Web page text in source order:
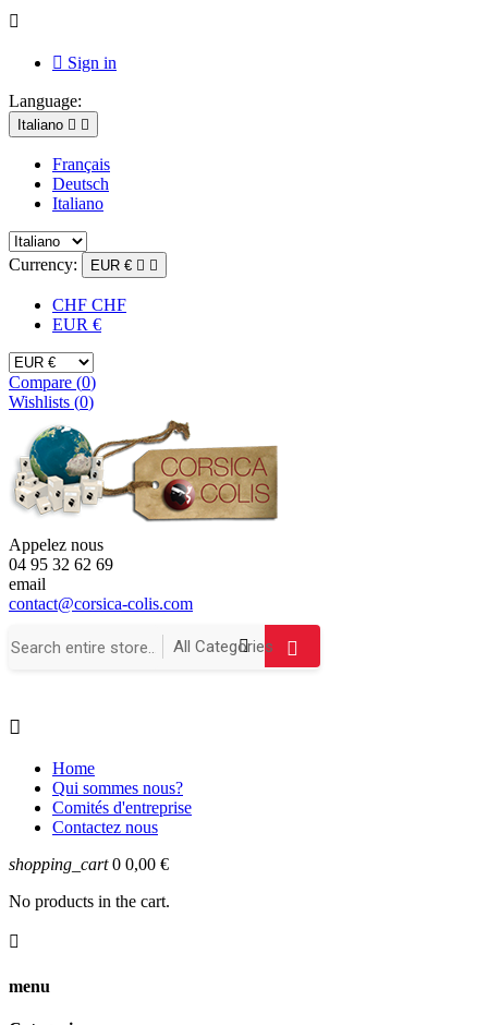

 Sign in
Language:
Italiano  
Français
Deutsch
Italiano
Currency: EUR €  
CHF CHF
EUR €
Compare (0)
Wishlists (0)
Appelez nous
04 95 32 62 69
email
contact@corsica-colis.com

Home
Qui sommes nous?
Comités d'entreprise
Contactez nous
shopping_cart 0 0,00 €
No products in the cart.

menu